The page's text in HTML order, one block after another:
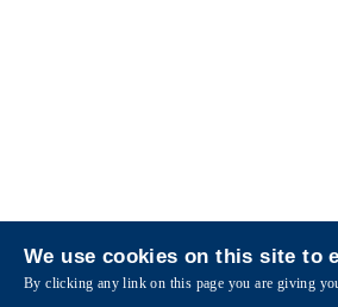
Privacy
Copyright © The
We use cookies on this site to
By clicking any link on this page you are giving